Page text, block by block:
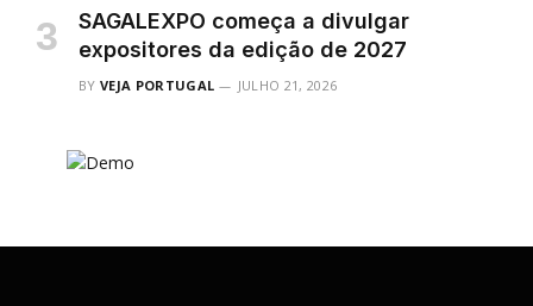
SAGALEXPO começa a divulgar
expositores da edição de 2027
BY VEJA PORTUGAL JULHO 21, 2026